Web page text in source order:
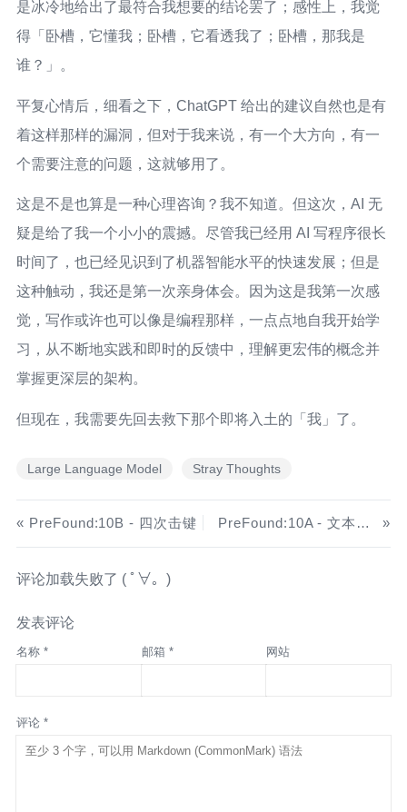
是冰冷地给出了最符合我想要的结论罢了；感性上，我觉
得「卧槽，它懂我；卧槽，它看透我了；卧槽，那我是
谁？」。
平复心情后，细看之下，ChatGPT 给出的建议自然也是有
着这样那样的漏洞，但对于我来说，有一个大方向，有一
个需要注意的问题，这就够用了。
这是不是也算是一种心理咨询？我不知道。但这次，AI 无
疑是给了我一个小小的震撼。尽管我已经用 AI 写程序很长
时间了，也已经见识到了机器智能水平的快速发展；但是
这种触动，我还是第一次亲身体会。因为这是我第一次感
觉，写作或许也可以像是编程那样，一点点地自我开始学
习，从不断地实践和即时的反馈中，理解更宏伟的概念并
掌握更深层的架构。
但现在，我需要先回去救下那个即将入土的「我」了。
Large Language Model Stray Thoughts
PreFound:10B - 四次击键 PreFound:10A - 文本之外，还有（绘）文字
评论加载失败了 ( ﾟ∀。)
发表评论
名称 * 邮箱 * 网站
评论 *